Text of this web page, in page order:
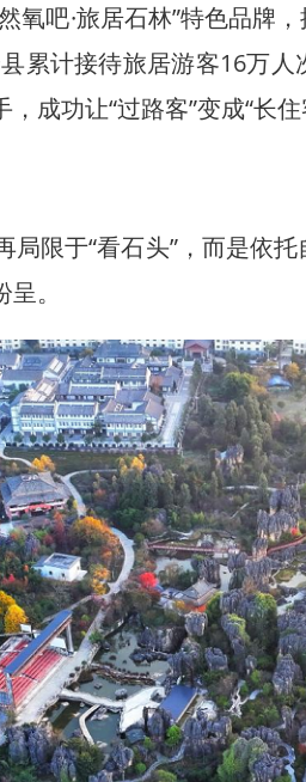
吧·旅居石林”特色品牌
累计接待旅居游客16万
成功让“过路客”变成“长住
限于“看石头”，而是依托
。